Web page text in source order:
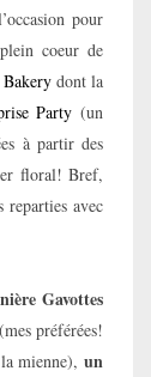
pour
coeur de
dont la
Party (un
à partir des
floral! Bref,
reparties avec
Gavottes
(mes préférées!
mienne), un